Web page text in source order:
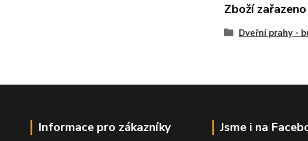
Zboží
Dveřní prahy -
Informace pro zákazníky Jsme i na